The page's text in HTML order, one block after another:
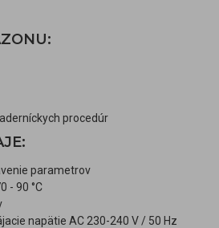
procedúr
parametrov
- 90 °C
napätie AC 230-240 V / 50 Hz